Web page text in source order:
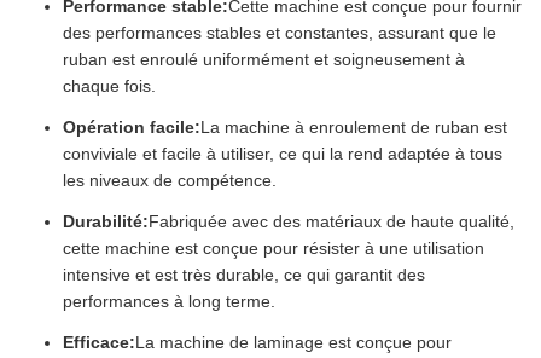
Performance stable:Cette machine est conçue pour fournir
des performances stables et constantes, assurant que le
ruban est enroulé uniformément et soigneusement à
chaque fois.
Opération facile:La machine à enroulement de ruban est
conviviale et facile à utiliser, ce qui la rend adaptée à tous
les niveaux de compétence.
Durabilité:Fabriquée avec des matériaux de haute qualité,
cette machine est conçue pour résister à une utilisation
intensive et est très durable, ce qui garantit des
performances à long terme.
Efficace:La machine de laminage est conçue pour